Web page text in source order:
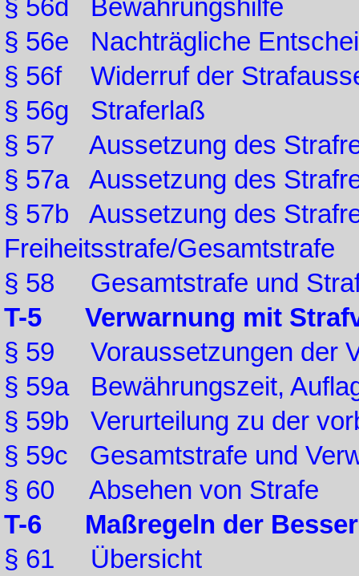
§ 56d Bewährungshilfe
§ 56e Nachträgliche
§ 56f Widerruf der
§ 56g Straferlaß
§ 57 Aussetzung des
§ 57a Aussetzung des
§ 57b Aussetzung des
Freiheitsstrafe/Gesamtstrafe
§ 58 Gesamtstrafe und
T-5 Verwarnung mit
§ 59 Voraussetzungen der
§ 59a Bewährungszeit,
§ 59b Verurteilung zu der
§ 59c Gesamtstrafe und
§ 60 Absehen von Strafe
T-6 Maßregeln der
§ 61 Übersicht